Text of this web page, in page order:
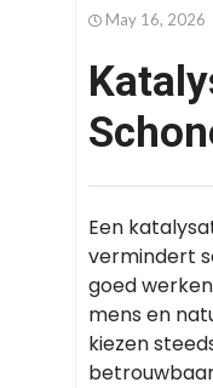
May 16, 2026
Een
vermindert
goed
mens en
kiezen